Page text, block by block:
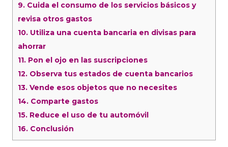
9. Cuida el consumo de los servicios básicos y
revisa otros gastos
10. Utiliza una cuenta bancaria en divisas para
ahorrar
11. Pon el ojo en las suscripciones
12. Observa tus estados de cuenta bancarios
13. Vende esos objetos que no necesites
14. Comparte gastos
15. Reduce el uso de tu automóvil
16. Conclusión